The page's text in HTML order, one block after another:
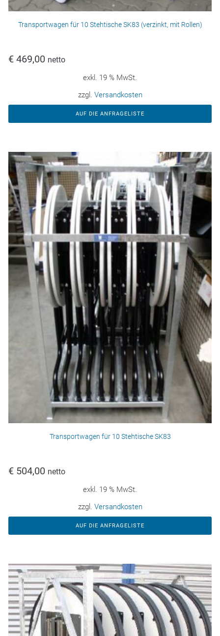
Transportwagen für 10 Stehtische SK83 (verzinkt, mit Rollen)
€ 469,00 netto
exkl. 19 % MwSt.
zzgl. Versandkosten
AUF DIE ANFRAGELISTE
Transportwagen für 10 Stehtische SK83
€ 504,00 netto
exkl. 19 % MwSt.
zzgl. Versandkosten
AUF DIE ANFRAGELISTE